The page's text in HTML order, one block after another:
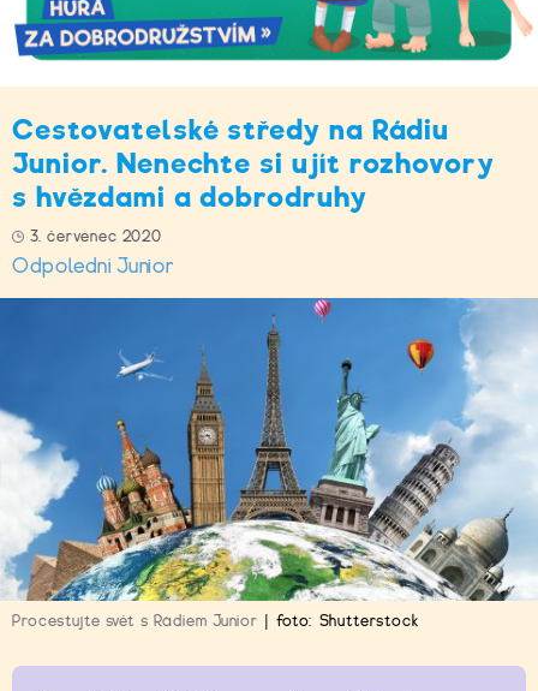
Cestovatelské středy na Rádiu
Junior. Nenechte si ujít rozhovory
s hvězdami a dobrodruhy
3. červenec 2020
Odpolední Junior
Procestujte svět s Rádiem Junior foto: Shutterstock